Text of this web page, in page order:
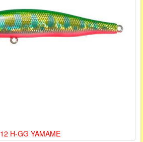
12 H-GG YAMAME